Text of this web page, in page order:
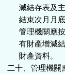
減結存表及主
結束次月月底
管理機關應按
有財產增減結
財產資料。
二十、管理機關